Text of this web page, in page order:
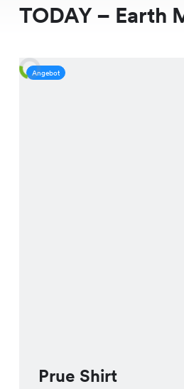
TODAY – Earth
Angebot
Prue Shirt